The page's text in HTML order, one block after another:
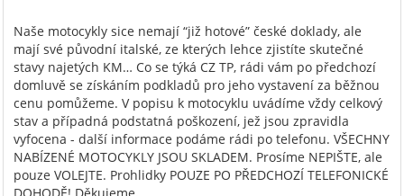
Naše motocykly sice nemají “již hotové” české doklady, ale
mají své původní italské, ze kterých lehce zjistíte skutečné
stavy najetých KM… Co se týká CZ TP, rádi vám po předchozí
domluvě se získáním podkladů pro jeho vystavení za běžnou
cenu pomůžeme. V popisu k motocyklu uvádíme vždy celkový
stav a případná podstatná poškození, jež jsou zpravidla
vyfocena - další informace podáme rádi po telefonu. VŠECHNY
NABÍZENÉ MOTOCYKLY JSOU SKLADEM. Prosíme NEPIŠTE, ale
pouze VOLEJTE. Prohlidky POUZE PO PŘEDCHOZÍ TELEFONICKÉ
DOHODĚ! Děkujeme.